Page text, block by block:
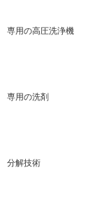
専用の高圧洗浄機
専用の洗剤
分解技術